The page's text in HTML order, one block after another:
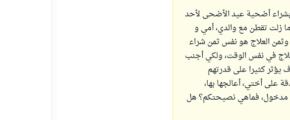
أضحية عيد الأضحى لأحد
زلت تقطن مع والدي، أمي و
وثمن العلاج هو نفس ثمن شراء
في نفس الوقت، ولكي أجنب
يؤثر كثيرا على قدرتهم
على أختي، أعالجها بها،
مدخول، فماهي نصيحتكم؟ هل